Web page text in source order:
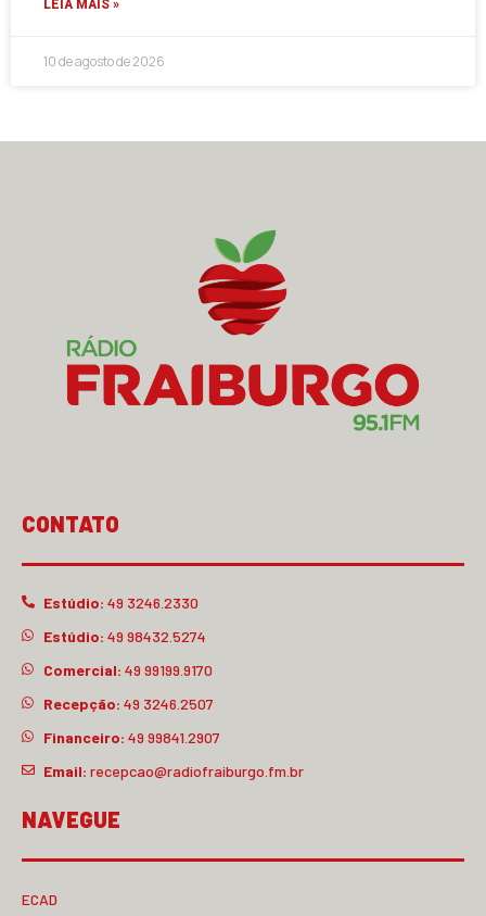
LEIA MAIS »
10 de agosto de 2026
CONTATO
Estúdio: 49 3246.2330
Estúdio: 49 98432.5274
Comercial: 49 99199.9170
Recepção: 49 3246.2507
Financeiro: 49 99841.2907
Email: recepcao@radiofraiburgo.fm.br
NAVEGUE
ECAD